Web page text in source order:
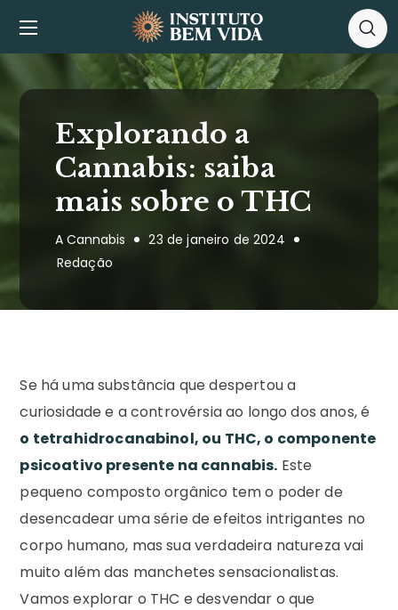
Explorando a
Cannabis: saiba
mais sobre o THC
A Cannabis
23 de janeiro de 2024
Redação
Se há uma substância que despertou a
curiosidade e a controvérsia ao longo dos anos, é
o tetrahidrocanabinol, ou THC, o componente
psicoativo presente na cannabis. Este
pequeno composto orgânico tem o poder de
desencadear uma série de efeitos intrigantes no
corpo humano, mas sua verdadeira natureza vai
muito além das manchetes sensacionalistas.
Vamos explorar o THC e desvendar o que